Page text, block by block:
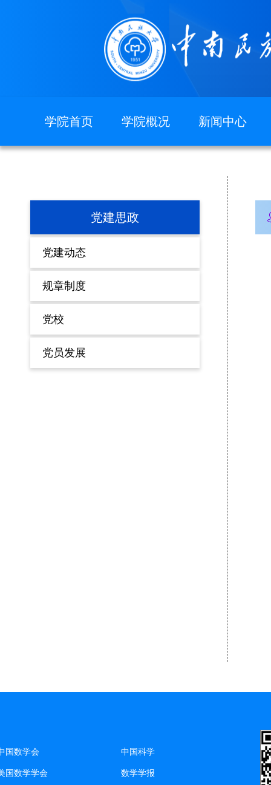
学院首页
图片新闻
学院概况
学院简介
院徽院训
新闻中心
党建思政
党建动态
规章制度
党校
党员发展
国数学会 中国科学
国数学学会 数学学报